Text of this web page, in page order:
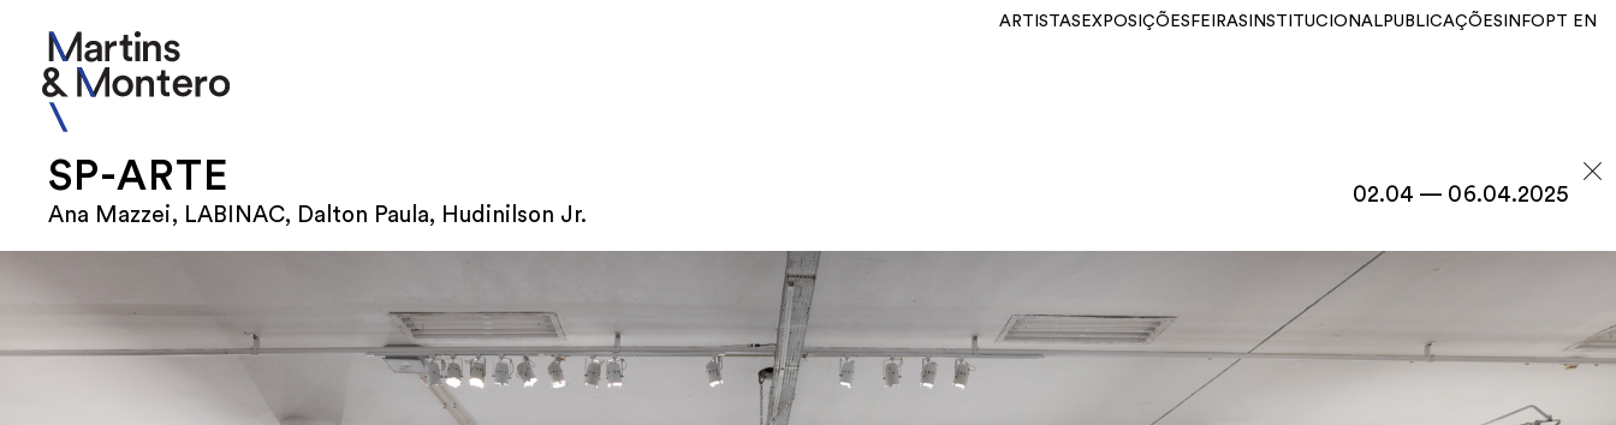
ARTISTAS EXPOSIÇÕES FEIRAS INSTITUCIONAL PUBLICAÇÕES INFO PT EN
SP-ARTE
Ana Mazzei, LABINAC, Dalton Paula, Hudinilson Jr.
02.04 — 06.04.2025